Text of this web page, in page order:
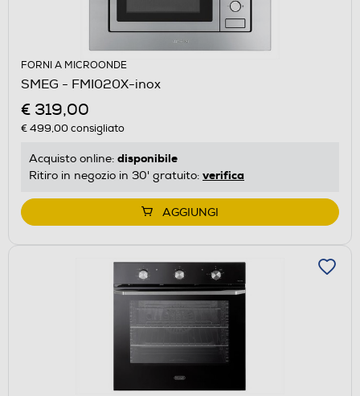
FORNI A MICROONDE
SMEG - FMI020X-inox
€ 319,00
€ 499,00consigliato
Acquisto online: disponibile
Ritiro in negozio in 30' gratuito: verifica
AGGIUNGI